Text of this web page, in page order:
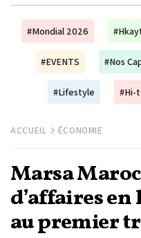
#Mondial 2026
#EVENTS #Nos
#Lifestyle #Hi-
ACCUEIL ÉCONOMIE
Marsa
d’affaires en
au premier